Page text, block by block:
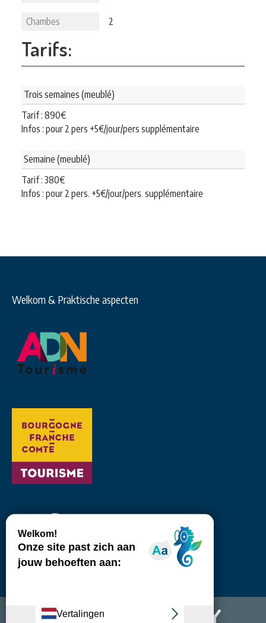
Chambes 2
Tarifs:
Trois semaines (meublé)
Tarif : 890€
Infos : pour 2 pers +5€/jour/pers supplémentaire
Semaine (meublé)
Tarif : 380€
Infos : pour 2 pers. +5€/jour/pers. supplémentaire
Welkom & Praktische aspecten